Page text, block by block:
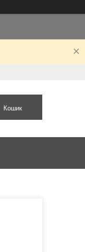
Кошик